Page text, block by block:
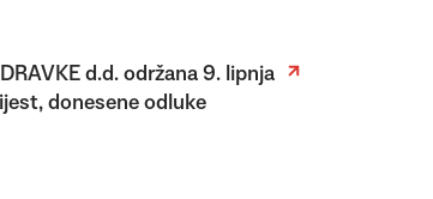
d.d. održana 9. lipnja
donesene odluke